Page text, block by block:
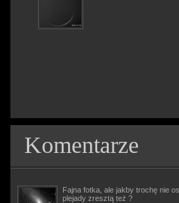
Komentarze
Fajna fotka, ale jakby trochę nie
plejady zresztą też ?